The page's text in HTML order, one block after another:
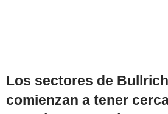
Los sectores de
comienzan a tener